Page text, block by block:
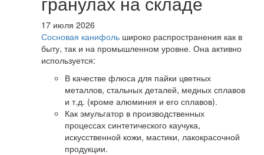
17 июля 2026
Сосновая канифоль широко распространения как в
быту, так и на промышленном уровне. Она активно
используется:
В качестве флюса для пайки цветных
металлов, стальных деталей, медных сплавов
и т.д. (кроме алюминия и его сплавов).
Как эмульгатор в производственных
процессах синтетического каучука,
искусственной кожи, мастики, лакокрасочной
продукции.